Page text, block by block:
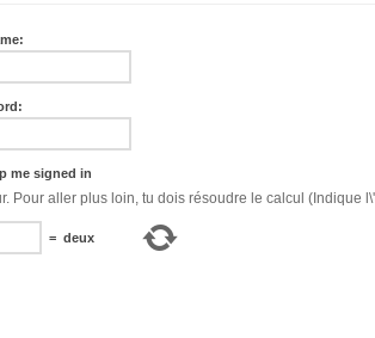
me signed in
Bonjour. Pour aller plus loin, tu dois résoudre le calcul
= deux